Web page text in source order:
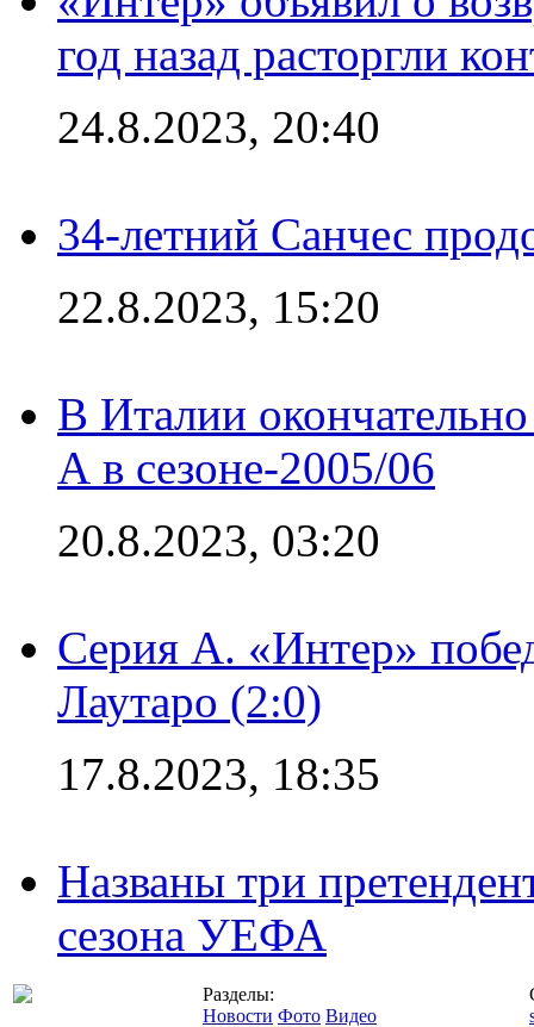
год назад расторгли
24.8.2023, 20:40
34-летний Санчес
22.8.2023, 15:20
В Италии
А в сезоне-2005/06
20.8.2023, 03:20
Серия А. «Интер»
Лаутаро (2:0)
17.8.2023, 18:35
Названы три
сезона УЕФА
Разделы:
Новости Фото Видео